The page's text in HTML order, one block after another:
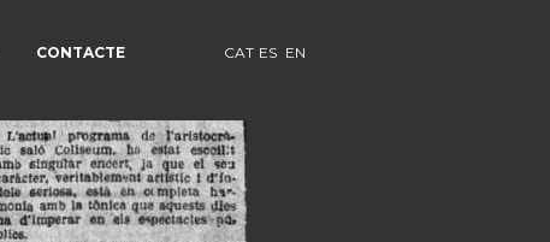
CONTACTE CAT ES EN